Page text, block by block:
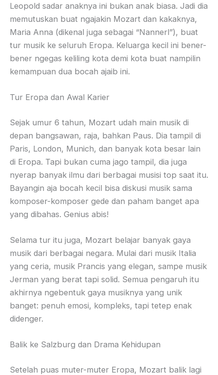
Leopold sadar anaknya ini bukan anak biasa. Jadi dia
memutuskan buat ngajakin Mozart dan kakaknya,
Maria Anna (dikenal juga sebagai “Nannerl”), buat
tur musik ke seluruh Eropa. Keluarga kecil ini bener-
bener ngegas keliling kota demi kota buat nampilin
kemampuan dua bocah ajaib ini.
Tur Eropa dan Awal Karier
Sejak umur 6 tahun, Mozart udah main musik di
depan bangsawan, raja, bahkan Paus. Dia tampil di
Paris, London, Munich, dan banyak kota besar lain
di Eropa. Tapi bukan cuma jago tampil, dia juga
nyerap banyak ilmu dari berbagai musisi top saat itu.
Bayangin aja bocah kecil bisa diskusi musik sama
komposer-komposer gede dan paham banget apa
yang dibahas. Genius abis!
Selama tur itu juga, Mozart belajar banyak gaya
musik dari berbagai negara. Mulai dari musik Italia
yang ceria, musik Prancis yang elegan, sampe musik
Jerman yang berat tapi solid. Semua pengaruh itu
akhirnya ngebentuk gaya musiknya yang unik
banget: penuh emosi, kompleks, tapi tetep enak
didenger.
Balik ke Salzburg dan Drama Kehidupan
Setelah puas muter-muter Eropa, Mozart balik lagi